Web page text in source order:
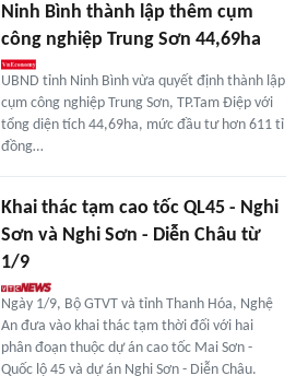
Ninh Bình thành lập thêm cụm
công nghiệp Trung Sơn 44,69ha
UBND tỉnh Ninh Bình vừa quyết định thành lập
cụm công nghiệp Trung Sơn, TP.Tam Điệp với
tổng diện tích 44,69ha, mức đầu tư hơn 611 tỉ
đồng…
Khai thác tạm cao tốc QL45 - Nghi
Sơn và Nghi Sơn - Diễn Châu từ
1/9
Ngày 1/9, Bộ GTVT và tỉnh Thanh Hóa, Nghệ
An đưa vào khai thác tạm thời đối với hai
phân đoạn thuộc dự án cao tốc Mai Sơn -
Quốc lộ 45 và dự án Nghi Sơn - Diễn Châu.